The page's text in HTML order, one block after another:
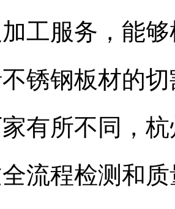
工服务，能
锈钢板材的
有所不同，
流程检测和